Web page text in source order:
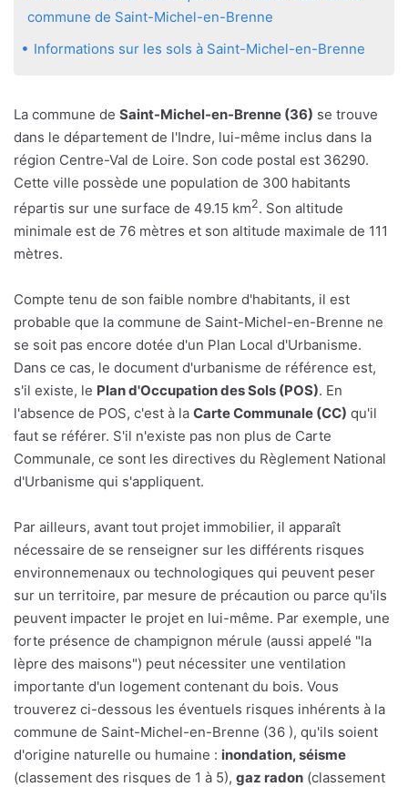
commune de Saint-Michel-en-Brenne
Informations sur les sols à Saint-Michel-en-Brenne
La commune de Saint-Michel-en-Brenne (36) se trouve
dans le département de l'Indre, lui-même inclus dans la
région Centre-Val de Loire. Son code postal est 36290.
Cette ville possède une population de 300 habitants
répartis sur une surface de 49.15 km2. Son altitude
minimale est de 76 mètres et son altitude maximale de 111
mètres.
Compte tenu de son faible nombre d'habitants, il est
probable que la commune de Saint-Michel-en-Brenne ne
se soit pas encore dotée d'un Plan Local d'Urbanisme.
Dans ce cas, le document d'urbanisme de référence est,
s'il existe, le Plan d'Occupation des Sols (POS). En
l'absence de POS, c'est à la Carte Communale (CC) qu'il
faut se référer. S'il n'existe pas non plus de Carte
Communale, ce sont les directives du Règlement National
d'Urbanisme qui s'appliquent.
Par ailleurs, avant tout projet immobilier, il apparaît
nécessaire de se renseigner sur les différents risques
environnemenaux ou technologiques qui peuvent peser
sur un territoire, par mesure de précaution ou parce qu'ils
peuvent impacter le projet en lui-même. Par exemple, une
forte présence de champignon mérule (aussi appelé "la
lèpre des maisons") peut nécessiter une ventilation
importante d'un logement contenant du bois. Vous
trouverez ci-dessous les éventuels risques inhérents à la
commune de Saint-Michel-en-Brenne (36 ), qu'ils soient
d'origine naturelle ou humaine : inondation, séisme
(classement des risques de 1 à 5), gaz radon (classement